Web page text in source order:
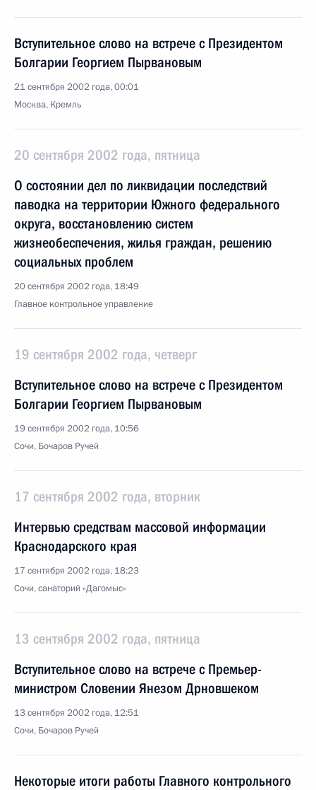
Вступительное слово на встрече с Президентом
Болгарии Георгием Пырвановым
21 сентября 2002 года, 00:01
Москва, Кремль
20 сентября 2002 года, пятница
О состоянии дел по ликвидации последствий
паводка на территории Южного федерального
округа, восстановлению систем
жизнеобеспечения, жилья граждан, решению
социальных проблем
20 сентября 2002 года, 18:49
Главное контрольное управление
19 сентября 2002 года, четверг
Вступительное слово на встрече с Президентом
Болгарии Георгием Пырвановым
19 сентября 2002 года, 10:56
Сочи, Бочаров Ручей
17 сентября 2002 года, вторник
Интервью средствам массовой информации
Краснодарского края
17 сентября 2002 года, 18:23
Сочи, санаторий «Дагомыс»
13 сентября 2002 года, пятница
Вступительное слово на встрече с Премьер-
министром Словении Янезом Дрновшеком
13 сентября 2002 года, 12:51
Сочи, Бочаров Ручей
Некоторые итоги работы Главного контрольного